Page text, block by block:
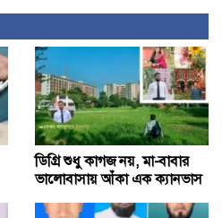
ডিগ্রি শুধু কাগজ নয়, মা-বাবার
ভালোবাসায় আঁকা এক ক্যানভাস